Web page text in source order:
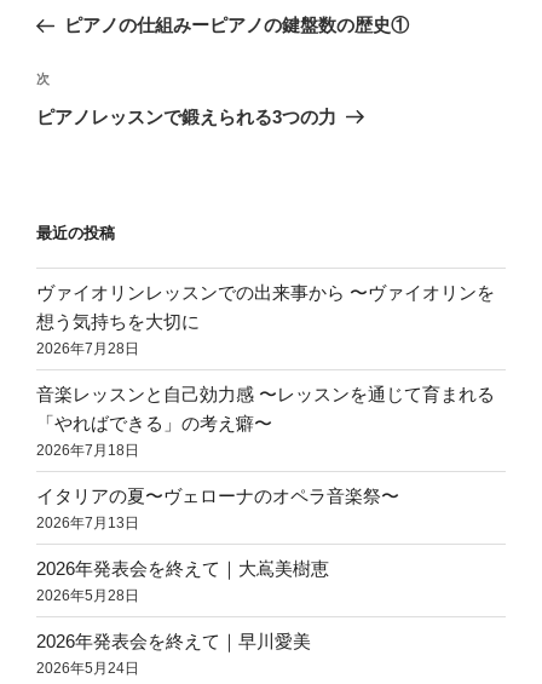
ナ
ビ
ゲ
ン
の
稿
ピアノの仕組みーピアノの鍵盤数の歴史①
次
の
次
ピアノレッスンで鍛えられる3つの力
最近の投稿
ヴァイオリンレッスンでの出来事から 〜ヴァイオリンを
想う気持ちを大切に
2026年7月28日
音楽レッスンと自己効力感 〜レッスンを通じて育まれる
「やればできる」の考え癖〜
2026年7月18日
イタリアの夏〜ヴェローナのオペラ音楽祭〜
2026年7月13日
2026年発表会を終えて｜大嶌美樹恵
2026年5月28日
2026年発表会を終えて｜早川愛美
2026年5月24日